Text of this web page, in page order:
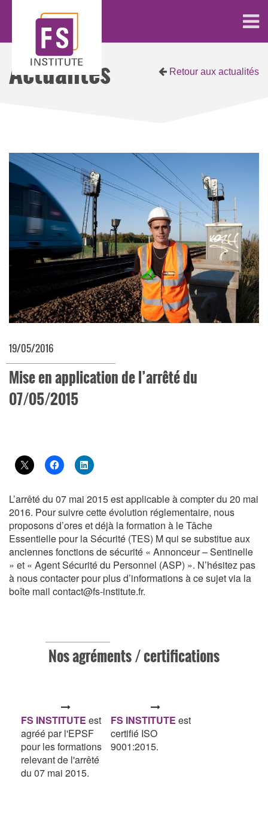
Actualités Retour aux actualités
19/05/2016
Mise en application de l’arrêté du
07/05/2015
L’arrêté du 07 mai 2015 est applicable à compter du 20 mai
2016. Pour suivre cette évolution réglementaire, nous
proposons d’ores et déjà la formation à le Tâche
Essentielle pour la Sécurité (TES) M qui se substitue aux
anciennes fonctions de sécurité « Annonceur – Sentinelle
» et « Agent Sécurité du Personnel (ASP) ». N’hésitez pas
à nous contacter pour plus d’informations à ce sujet via la
boîte mail contact@fs-institute.fr.
Nos agréments / certifications
FS INSTITUTE est
agréé par l'EPSF
pour les formations
relevant de l'arrêté
du 07 mai 2015.
FS INSTITUTE est
certifié ISO
9001:2015.